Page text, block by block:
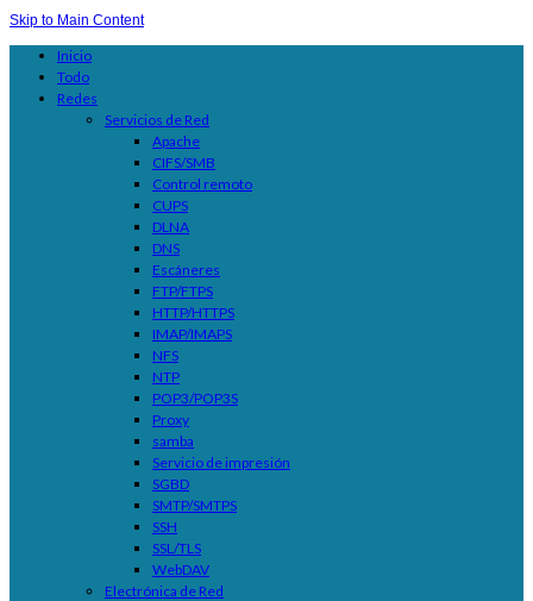
Skip to Main Content
Inicio
Todo
Redes
Servicios de Red
Apache
CIFS/SMB
Control remoto
CUPS
DLNA
DNS
Escáneres
FTP/FTPS
HTTP/HTTPS
IMAP/IMAPS
NFS
NTP
POP3/POP3S
Proxy
samba
Servicio de impresión
SGBD
SMTP/SMTPS
SSH
SSL/TLS
WebDAV
Electrónica de Red